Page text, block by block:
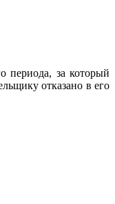
периода, за который
отказано в его